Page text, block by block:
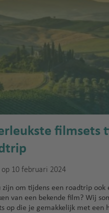
filmsets
op 10 februari 2024
zijn om tijdens een roadtrip ook
van een bekende film? Wij
op die je gemakkelijk met een